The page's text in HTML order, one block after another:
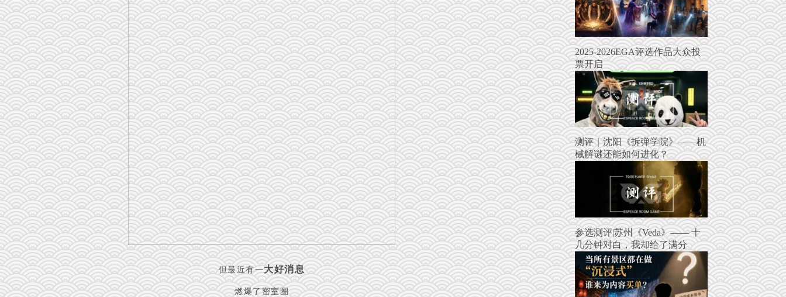
但最近有一大好消息
燃爆了密室圈
2025-2026EGA评选作品大众投
票开启
测评｜沈阳《拆弹学院》——机
械解谜还能如何进化？
参选测评|苏州《Veda》—— 十
几分钟对白，我却给了满分